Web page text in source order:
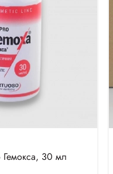
Гемокса, 30 мл